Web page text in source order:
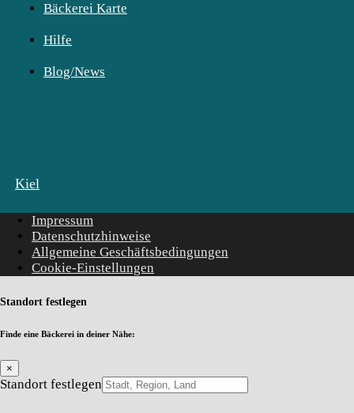
Bäckerei Karte
Hilfe
Blog/News
Kiel
Impressum
Datenschutzhinweise
Allgemeine Geschäftsbedingungen
Cookie-Einstellungen
Standort festlegen
Finde eine Bäckerei in deiner Nähe:
×
Standort festlegen